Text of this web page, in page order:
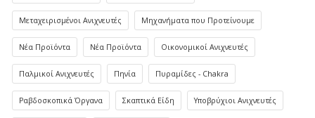
Μεταχειρισμένοι Ανιχνευτές Μηχανήματα που Προτείνουμε
Νέα Προϊόντα Νέα Προϊόντα Οικονομικοί Ανιχνευτές
Παλμικοί Ανιχνευτές Πηνία Πυραμίδες - Chakra
Ραβδοσκοπικά Όργανα Σκαπτικά Είδη Υποβρύχιοι Ανιχνευτές